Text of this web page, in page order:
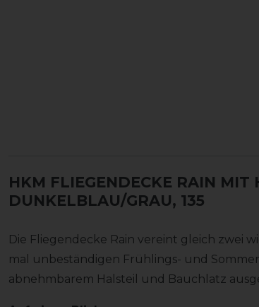
HKM FLIEGENDECKE RAIN
DUNKELBLAU/GRAU, 135
Die Fliegendecke Rain vereint gleich zwei
mal unbeständigen Frühlings- und
abnehmbarem Halsteil und Bauchlatz